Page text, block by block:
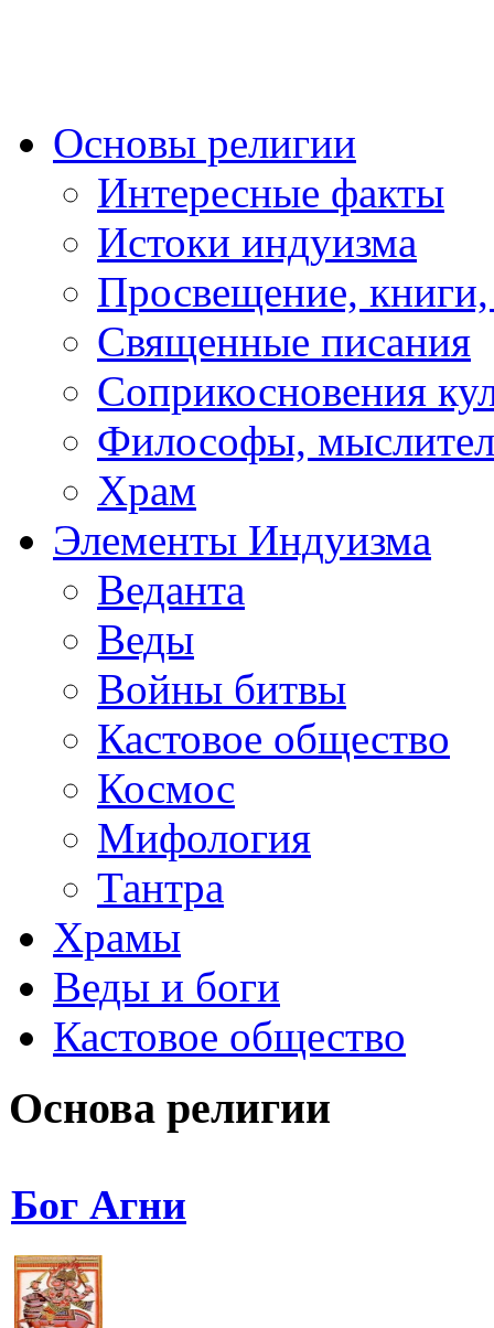
Основы религии
Интересные факты
Истоки индуизма
Просвещение, книги,
Священные писания
Соприкосновения
Философы,
Храм
Элементы Индуизма
Веданта
Веды
Войны битвы
Кастовое общество
Космос
Мифология
Тантра
Храмы
Веды и боги
Кастовое общество
Основа религии
Бог Агни